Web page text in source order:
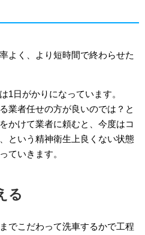
よく、より短時間で終わらせた
1日がかりになっています。
業者任せの方が良いのでは？と
かけて業者に頼むと、今度はコ
という精神衛生上良くない状態
ていきます。
る
でこだわって洗車するかで工程